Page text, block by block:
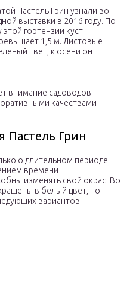
Пастель Грин узнали во
выставки в 2016 году. По
гортензии куст
1,5 м. Листовые
цвет, к осени он
внимание садоводов
качествами
Пастель Грин
о длительном периоде
времени
изменять свой окрас. Во
в белый цвет, но
вариантов: